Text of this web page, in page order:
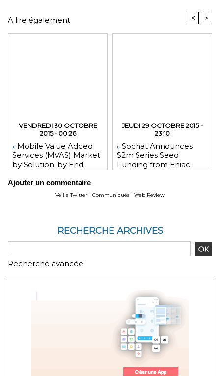
A lire également < >
VENDREDI 30 OCTOBRE
2015 - 00:26
Mobile Value Added
Services (MVAS) Market
by Solution, by End
Geography - Global
Forecast and Analysis to
JEUDI 29 OCTOBRE 2015 -
23:10
Sochat Announces
$2m Series Seed
Funding from Eniac
Zhang
Ajouter un commentaire
Veille Twitter | Communiqués | Web Review
RECHERCHE ARCHIVES
Recherche avancée